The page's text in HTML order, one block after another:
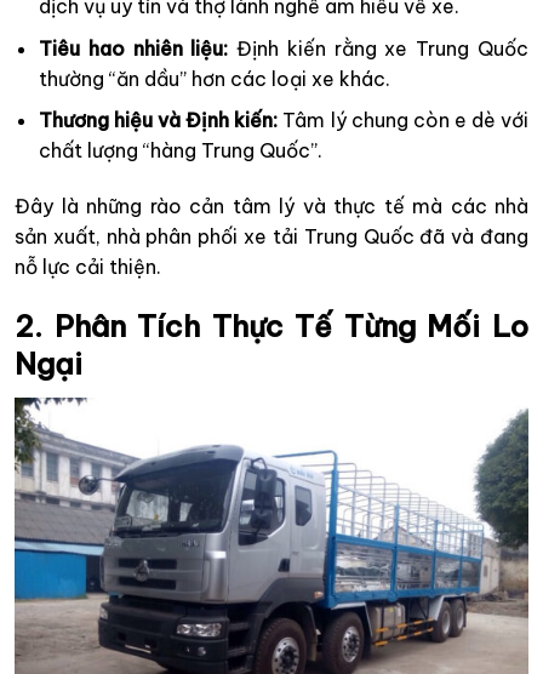
dịch vụ uy tín và thợ lành nghề am hiểu về xe.
Tiêu hao nhiên liệu: Định kiến rằng xe Trung Quốc
thường “ăn dầu” hơn các loại xe khác.
Thương hiệu và Định kiến: Tâm lý chung còn e dè với
chất lượng “hàng Trung Quốc”.
Đây là những rào cản tâm lý và thực tế mà các nhà
sản xuất, nhà phân phối xe tải Trung Quốc đã và đang
nỗ lực cải thiện.
2. Phân Tích Thực Tế Từng Mối Lo
Ngại